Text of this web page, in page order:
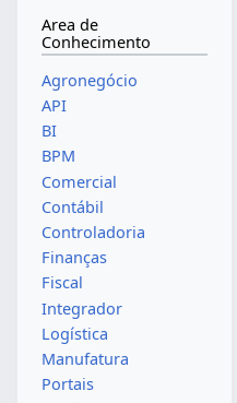
Area de
Conhecimento
Agronegócio
API
BI
BPM
Comercial
Contábil
Controladoria
Finanças
Fiscal
Integrador
Logística
Manufatura
Portais